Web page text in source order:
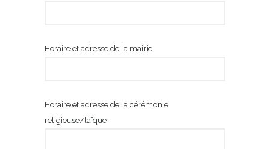
Horaire et adresse de la mairie
Horaire et adresse de la cérémonie
religieuse/laïque